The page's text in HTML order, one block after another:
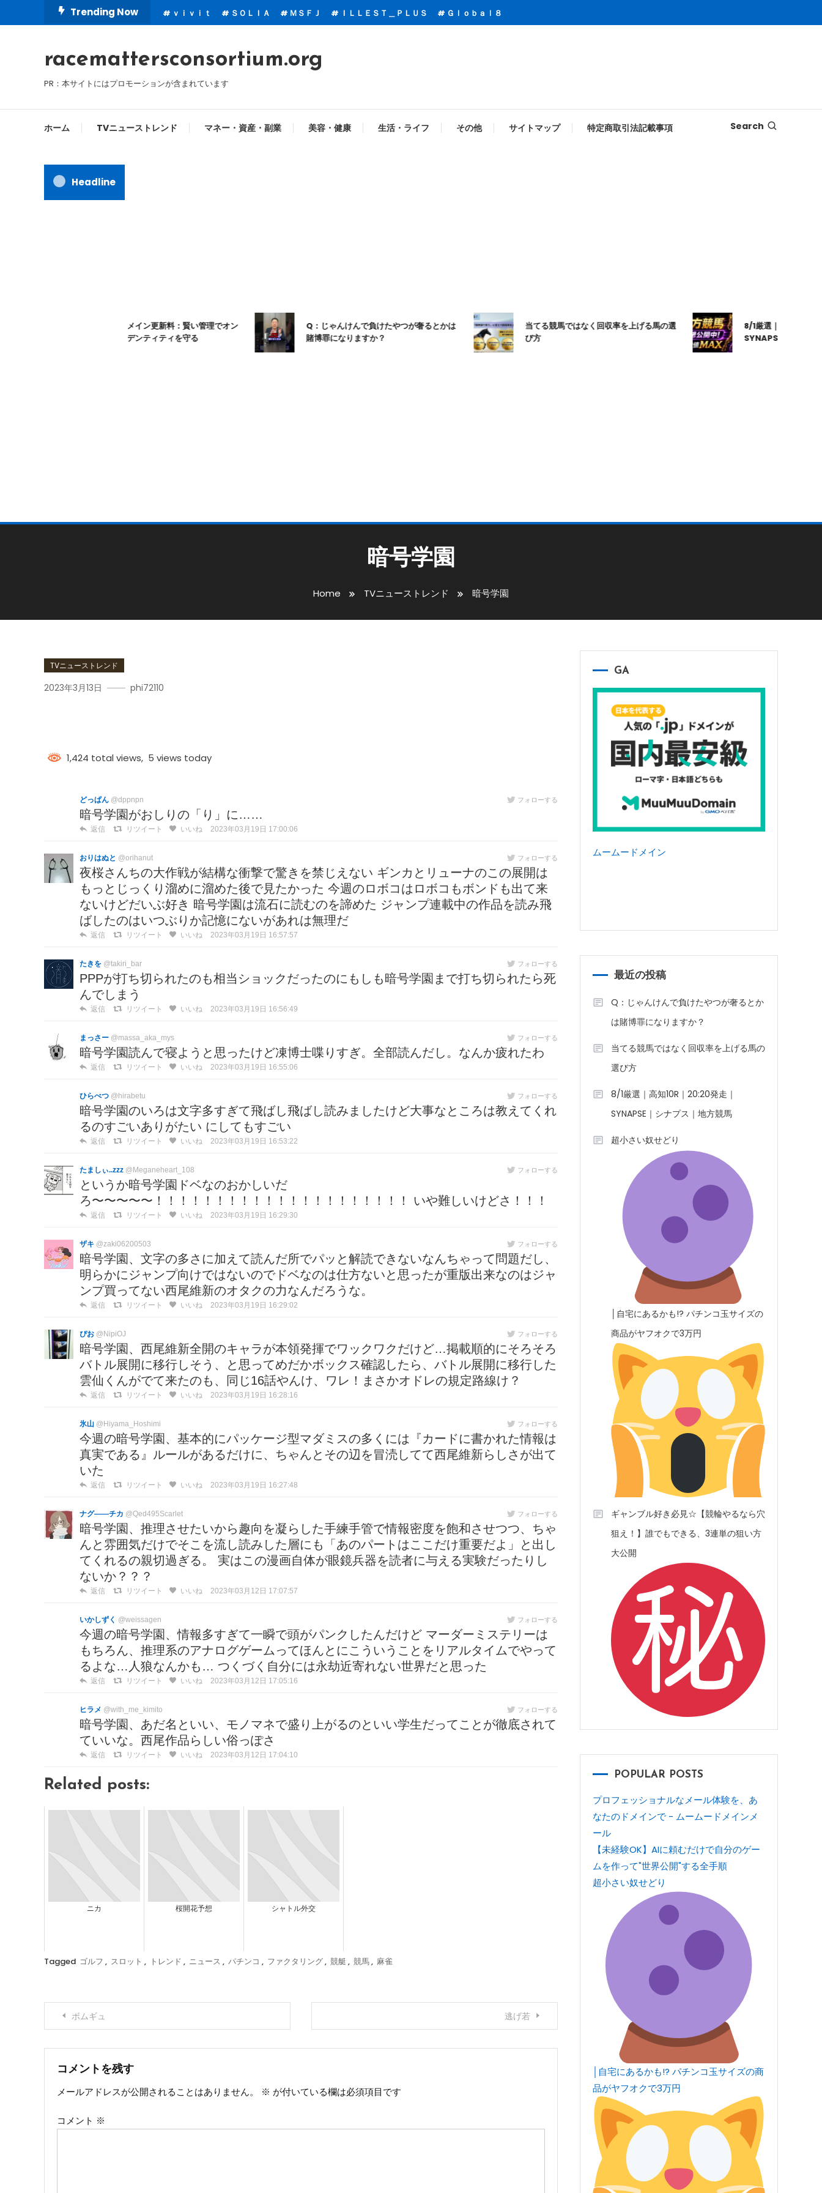
To
Trending Now ｖｉｖｉｔ ＳＯＬＩＡ ＭＳＦＪ ＩＬＬＥＳＴ＿ＰＬＵＳ Ｇｌｏｂａｌ８
racemattersconsortium.org
PR：本サイトにはプロモーションが含まれています
ホーム TVニューストレンド マネー・資産・副業 美容・健康 生活・ライフ その他 サイトマップ 特定商取引法記載事項 Search
Headline
ムームードメイン更新料：賢い管理でオン
ラインアイデンティティを守る
Q：じゃんけんで負けたやつが奢るとかは
賭博罪になりますか？
当てる競馬ではなく回収率を上げる馬の選
び方
8/1厳選｜高知10R｜20:20
SYNAPSE｜シナプス｜地
暗号学園
Home TVニューストレンド 暗号学園
TVニューストレンド
2023年3月13日 phi72110
1,424 total views, 5 views today
どっぱん @dppnpn フォローする
暗号学園がおしりの「り」に……
返信 リツイート いいね 2023年03月19日 17:00:06
おりはぬと @orihanut フォローする
夜桜さんちの大作戦が結構な衝撃で驚きを禁じえない ギンカとリューナのこの展開は
もっとじっくり溜めに溜めた後で見たかった 今週のロボコはロボコもボンドも出て来
ないけどだいぶ好き 暗号学園は流石に読むのを諦めた ジャンプ連載中の作品を読み飛
ばしたのはいつぶりか記憶にないがあれは無理だ
返信 リツイート いいね 2023年03月19日 16:57:57
たきを @takiri_bar フォローする
PPPが打ち切られたのも相当ショックだったのにもしも暗号学園まで打ち切られたら死
んでしまう
返信 リツイート いいね 2023年03月19日 16:56:49
まっさー @massa_aka_mys フォローする
暗号学園読んで寝ようと思ったけど凍博士喋りすぎ。全部読んだし。なんか疲れたわ
返信 リツイート いいね 2023年03月19日 16:55:06
ひらべつ @hirabetu フォローする
暗号学園のいろは文字多すぎて飛ばし飛ばし読みましたけど大事なところは教えてくれ
るのすごいありがたい にしてもすごい
返信 リツイート いいね 2023年03月19日 16:53:22
たましぃ..zzz @Meganeheart_108 フォローする
というか暗号学園ドベなのおかしいだ
ろ〜〜〜〜〜！！！！！！！！！！！！！！！！！！！！！ いや難しいけどさ！！！
返信 リツイート いいね 2023年03月19日 16:29:30
ザキ @zaki06200503 フォローする
暗号学園、文字の多さに加えて読んだ所でパッと解読できないなんちゃって問題だし、
明らかにジャンプ向けではないのでドベなのは仕方ないと思ったが重版出来なのはジャ
ンプ買ってない西尾維新のオタクの力なんだろうな。
返信 リツイート いいね 2023年03月19日 16:29:02
ぴお @NipiOJ フォローする
暗号学園、西尾維新全開のキャラが本領発揮でワックワクだけど…掲載順的にそろそろ
バトル展開に移行しそう、と思ってめだかボックス確認したら、バトル展開に移行した
雲仙くんがでて来たのも、同じ16話やんけ、ワレ！まさかオドレの規定路線け？
返信 リツイート いいね 2023年03月19日 16:28:16
氷山 @Hiyama_Hoshimi フォローする
今週の暗号学園、基本的にパッケージ型マダミスの多くには『カードに書かれた情報は
真実である』ルールがあるだけに、ちゃんとその辺を冒涜してて西尾維新らしさが出て
いた
返信 リツイート いいね 2023年03月19日 16:27:48
ナグ——チカ @Qed495Scarlet フォローする
暗号学園、推理させたいから趣向を凝らした手練手管で情報密度を飽和させつつ、ちゃ
んと雰囲気だけでそこを流し読みした層にも「あのパートはここだけ重要だよ」と出し
てくれるの親切過ぎる。 実はこの漫画自体が眼鏡兵器を読者に与える実験だったりし
ないか？？？
返信 リツイート いいね 2023年03月12日 17:07:57
いかしずく @weissagen フォローする
今週の暗号学園、情報多すぎて一瞬で頭がパンクしたんだけど マーダーミステリーは
もちろん、推理系のアナログゲームってほんとにこういうことをリアルタイムでやって
るよな…人狼なんかも… つくづく自分には永劫近寄れない世界だと思った
返信 リツイート いいね 2023年03月12日 17:05:16
ヒラメ @with_me_kimito フォローする
暗号学園、あだ名といい、モノマネで盛り上がるのといい学生だってことが徹底されて
ていいな。西尾作品らしい俗っぽさ
返信 リツイート いいね 2023年03月12日 17:04:10
Related posts:
ニカ 桜開花予想 シャトル外交
Tagged ゴルフ , スロット , トレンド , ニュース , パチンコ , ファクタリング, 競艇 , 競馬, 麻雀
ナ
ビ
ゲ
ボムギュ 逃げ若
コメントを残す
メールアドレスが公開されることはありません。 ※ が付いている欄は必須項目です
コメント ※
GA
ムームードメイン
最近の投稿
Q：じゃんけんで負けたやつが奢るとか
は賭博罪になりますか？
当てる競馬ではなく回収率を上げる馬の
選び方
8/1厳選｜高知10R｜20:20発走｜
SYNAPSE｜シナプス｜地方競馬
超小さい奴せどり
│自宅にあるかも!? パチンコ玉サイズの
商品がヤフオクで3万円
ギャンブル好き必見☆【競輪やるなら穴
狙え！】誰でもできる、3連単の狙い方
大公開
POPULAR POSTS
プロフェッショナルなメール体験を、あ
なたのドメインで - ムームードメインメ
ール
【未経験OK】AIに頼むだけで自分のゲー
ムを作って"世界公開"する全手順
超小さい奴せどり
│自宅にあるかも!? パチンコ玉サイズの商
品がヤフオクで3万円